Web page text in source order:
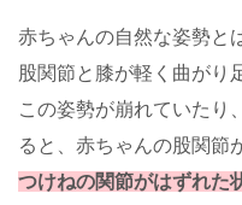
赤ちゃんの自然な姿勢と
股関節と膝が軽く曲がり
この姿勢が崩れていたり
ると、赤ちゃんの股関節
つけねの関節がはずれた